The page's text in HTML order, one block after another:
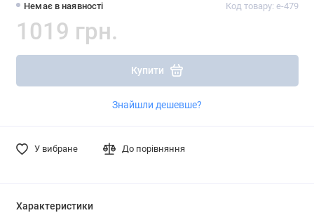
Немає в наявності Код товару: e-479
1019 грн.
Купити
Знайшли дешевше?
У вибране До порівняння
Характеристики